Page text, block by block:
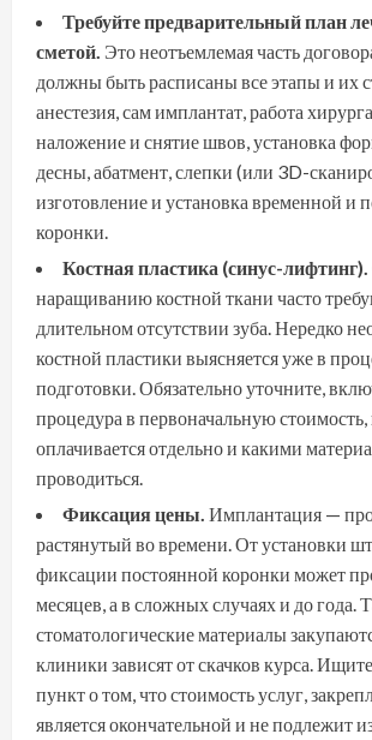
Требуйте предварительный план
сметой. Это неотъемлемая часть
должны быть расписаны все этапы и их
анестезия, сам имплантат, работа
наложение и снятие швов, установка
десны, абатмент, слепки (или 3D-
изготовление и установка временной и
коронки.
Костная пластика (синус-лифтинг).
наращиванию костной ткани часто
длительном отсутствии зуба. Нередко
костной пластики выясняется уже в
подготовки. Обязательно уточните,
процедура в первоначальную
оплачивается отдельно и какими
проводиться.
Фиксация цены. Имплантация —
растянутый во времени. От установки
фиксации постоянной коронки может
месяцев, а в сложных случаях и до года.
стоматологические материалы
клиники зависят от скачков курса.
пункт о том, что стоимость услуг,
является окончательной и не подлежит